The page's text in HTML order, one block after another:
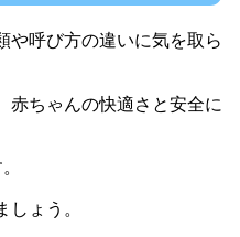
や呼び方の違いに気を取ら
赤ちゃんの快適さと安全に
ょう。